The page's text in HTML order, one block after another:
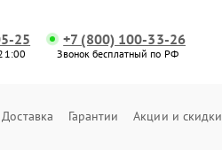
25 +7 (800) 100-33-26
Звонок бесплатный по РФ
Доставка Гарантии Акции и скидки